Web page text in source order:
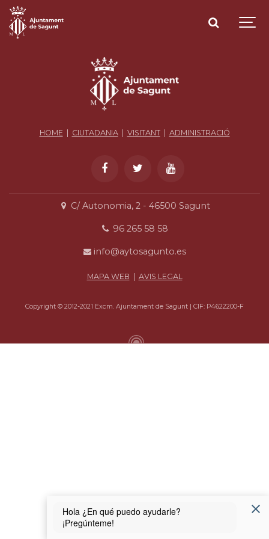
HOME CIUTADANIA| VISITANT| ADMINISTRACIÓ
C/ Autonomia, 2 - 46500 Sagunt
96 265 58 58
info@aytosagunto.es
MAPA WEB | AVIS LEGAL
Copyright © 2012-2021 Excm. Ajuntament de Sagunt | CIF: P4622200-F